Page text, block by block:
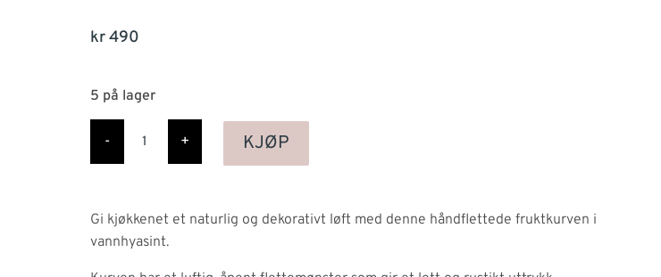
kr490
5 på lager
-
lace
basket
+ KJØP
Gi kjøkkenet et naturlig og dekorativt løft med denne håndflettede fruktkurven i
vannhyasint.